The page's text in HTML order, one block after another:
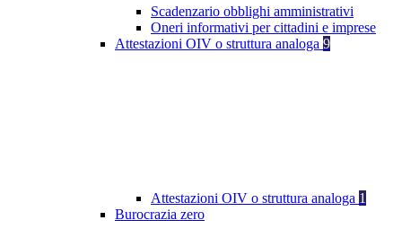
Scadenzario obblighi amministrativi
Oneri informativi per cittadini e imprese
Attestazioni OIV o struttura analoga 9
Attestazioni OIV o struttura analoga 1
Burocrazia zero